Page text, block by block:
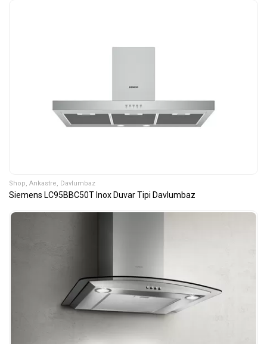
Shop, Ankastre, Davlumbaz
Siemens LC95BBC50T Inox Duvar Tipi Davlumbaz